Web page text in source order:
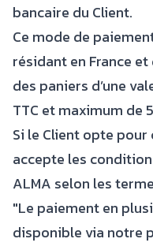
bancaire du Client.
Ce mode de
résidant en France et
des paniers d’une
TTC et maximum de
Si le Client opte
accepte les
ALMA selon les
"Le paiement en
disponible via notre